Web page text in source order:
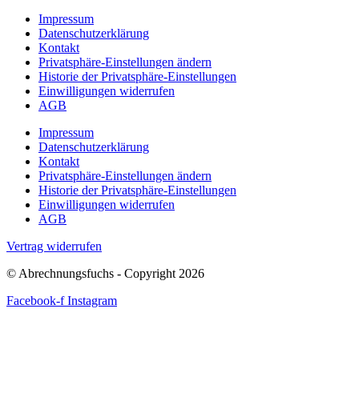
Impressum
Datenschutzerklärung
Kontakt
Privatsphäre-Einstellungen ändern
Historie der Privatsphäre-Einstellungen
Einwilligungen widerrufen
AGB
Impressum
Datenschutzerklärung
Kontakt
Privatsphäre-Einstellungen ändern
Historie der Privatsphäre-Einstellungen
Einwilligungen widerrufen
AGB
Vertrag widerrufen
© Abrechnungsfuchs - Copyright 2026
Facebook-f Instagram